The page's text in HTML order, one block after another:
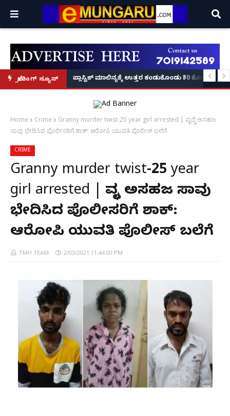
ಬ್ರೇಕಿಂಗ್ ನ್ಯೂಸ್
ಸೆಳೆದ ನಟಿ ವಿಷ್ಣು ಪ್ರಿಯಾ; ಸಾಮಾಜಿಕ ಜಾಲತಾಣಗಳಲ್ಲಿ ಫೋಟೋ ವೈರಲ್!
ಪ್ಲಾಸ್ಟಿಕ್ ಮಾಲಿನ್ಯಕ್ಕೆ ಉತ್ತರ ಕಂಡುಕೊಂಡು ₹50 ಕೋಟಿ
Home Crime
Granny murder twist-25 year girl arrested | ವೃದ್ಧೆ ಅಸಹಜ
ಸಾವು ಭೇದಿಸಿದ ಪೊಲೀಸರಿಗೆ ಶಾಕ್: ಆರೋಪಿ ಯುವತಿ ಪೊಲೀಸ್ ಬಲೆಗೆ
CRIME
Granny murder twist-25 year
girl arrested | ವೃದ್ಧೆ ಅಸಹಜ ಸಾವು
ಭೇದಿಸಿದ ಪೊಲೀಸರಿಗೆ ಶಾಕ್:
ಆರೋಪಿ ಯುವತಿ ಪೊಲೀಸ್ ಬಲೆಗೆ
TMH TEAM 2/03/2021 11:44:00 PM